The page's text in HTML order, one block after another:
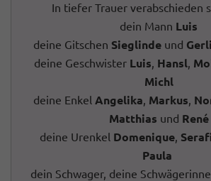
In tiefer Trauer verabschieden
dein Mann Luis
deine Gitschen Sieglindeund
deine Geschwister Luis, Hansl,
Michl
deine Enkel Angelika, Markus,
Matthias und René
deine Urenkel Domenique,
Paula
dein Schwager, deine